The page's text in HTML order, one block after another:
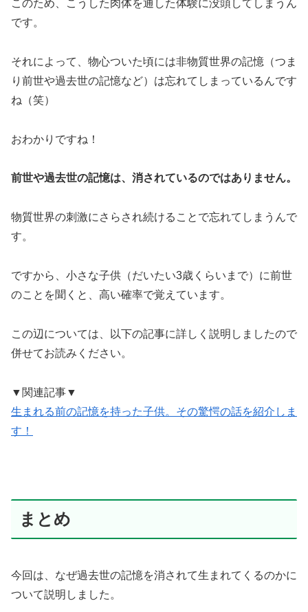
このため、こうした肉体を通した体験に没頭してしまうん
です。
それによって、物心ついた頃には非物質世界の記憶（つま
り前世や過去世の記憶など）は忘れてしまっているんです
ね（笑）
おわかりですね！
前世や過去世の記憶は、消されているのではありません。
物質世界の刺激にさらされ続けることで忘れてしまうんで
す。
ですから、小さな子供（だいたい3歳くらいまで）に前世
のことを聞くと、高い確率で覚えています。
この辺については、以下の記事に詳しく説明しましたので
併せてお読みください。
▼関連記事▼
生まれる前の記憶を持った子供。その驚愕の話を紹介しま
す！
まとめ
今回は、なぜ過去世の記憶を消されて生まれてくるのかに
ついて説明しました。